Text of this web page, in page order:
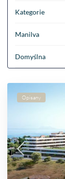
Kategorie
Manilva
Domyślna
Opisany